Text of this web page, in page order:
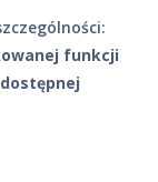
funkcji